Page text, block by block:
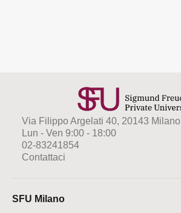
Via Filippo Argelati 40, 20143 Milano
Lun - Ven 9:00 - 18:00
02-83241854
Contattaci
SFU Milano